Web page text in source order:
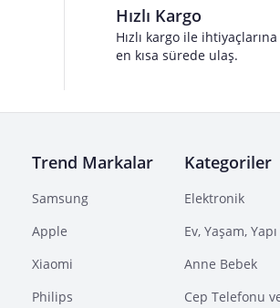
Hızlı Kargo
Hızlı kargo ile ihtiyaçlarına
en kısa sürede ulaş.
Trend Markalar
Samsung
Apple
Xiaomi
Philips
Kategoriler
Elektronik
Ev, Yaşam,
Anne Bebek
Cep Telefonu